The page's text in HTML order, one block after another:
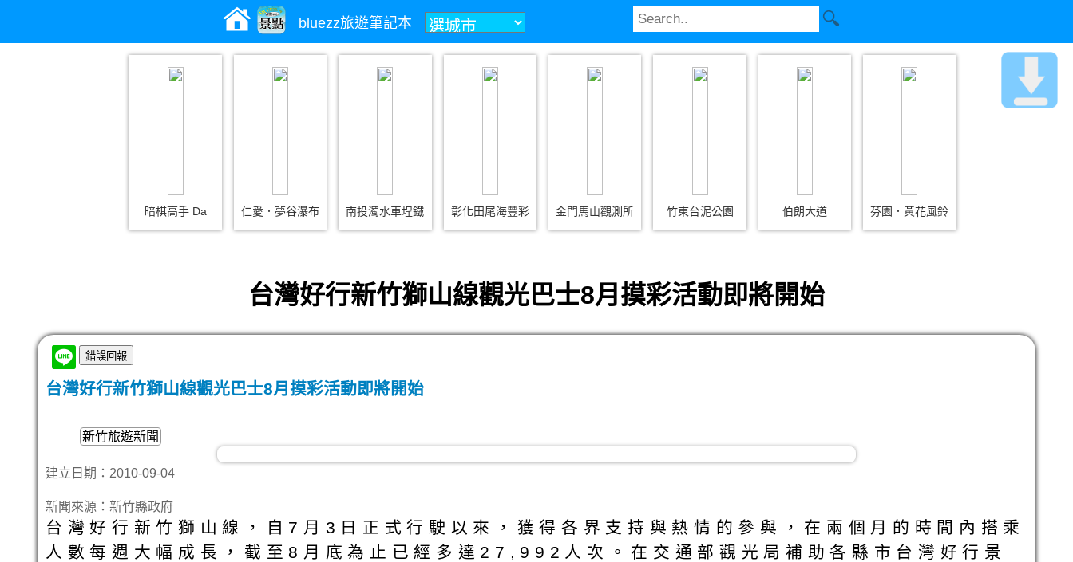
bluezz旅遊筆記本
暗棋高手 Da 仁愛．夢谷瀑布 南投濁水車埕鐵 彰化田尾海豐彩 金門馬山觀測所 竹東台泥公園 伯朗大道 芬園．黃花風鈴
台灣好行新竹獅山線觀光巴士8月摸彩活動即將開始
台灣好行新竹獅山線觀光巴士8月摸彩活動即將開始
新竹旅遊新聞
建立日期：2010-09-04
新聞來源：新竹縣政府
台灣好行新竹獅山線，自7月3日正式行駛以來，獲得各界支持與熱情的參與，在兩個月的時間內搭乘
人數每週大幅成長，截至8月底為止已經多達27,992人次。在交通部觀光局補助各縣市台灣好行景